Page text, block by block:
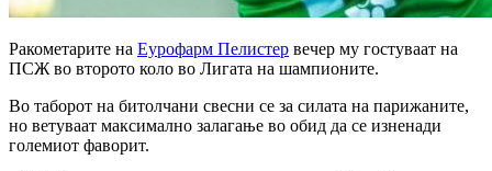
Ракометарите на Еурофарм Пелистер вечер му гостуваат на
ПСЖ во второто коло во Лигата на шампионите.
Во таборот на битолчани свесни се за силата на парижаните,
но ветуваат максимално залагање во обид да се изненади
големиот фаворит.